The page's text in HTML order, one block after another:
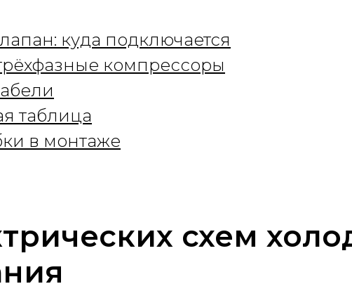
куда подключается
компрессоры
таблица
в монтаже
схем